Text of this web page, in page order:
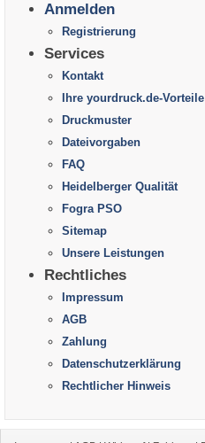
Anmelden
Registrierung
Services
Kontakt
Ihre yourdruck.de-Vorteile
Druckmuster
Dateivorgaben
FAQ
Heidelberger Qualität
Fogra PSO
Sitemap
Unsere Leistungen
Rechtliches
Impressum
AGB
Zahlung
Datenschutzerklärung
Rechtlicher Hinweis